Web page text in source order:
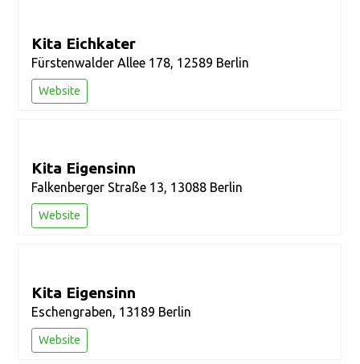
Kita Eichkater
Fürstenwalder Allee 178, 12589 Berlin
Website
Kita Eigensinn
Falkenberger Straße 13, 13088 Berlin
Website
Kita Eigensinn
Eschengraben, 13189 Berlin
Website